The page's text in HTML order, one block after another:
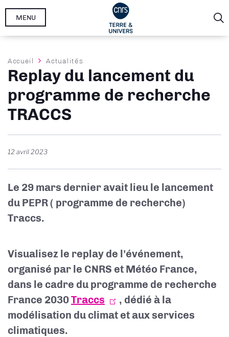
Aller
MENU
Fil
d'Ariane
Accueil Actualités
Replay du lancement du
programme de recherche
TRACCS
12 avril 2023
Le 29 mars dernier avait lieu le lancement
du PEPR ( programme de recherche)
Traccs.
Visualisez le replay de l'événement,
organisé par le CNRS et Météo France,
dans le cadre du programme de recherche
France 2030Traccs , dédié à la
modélisation du climat et aux services
climatiques.